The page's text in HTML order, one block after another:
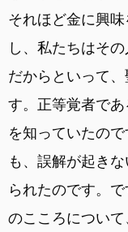
それほど金に興
し、私たちはそ
だからといって
す。正等覚者で
を知っていたの
も、誤解が起き
られたのです。
のこころについ